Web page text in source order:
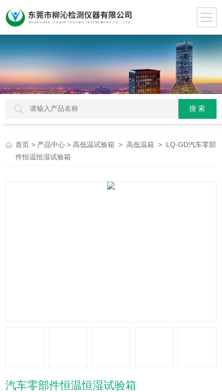
首页 > 产品中心 >高低温试验箱 >高低温箱 > LQ-GD汽车零部
件恒温恒湿试验箱
汽车零部件恒温恒湿试验箱